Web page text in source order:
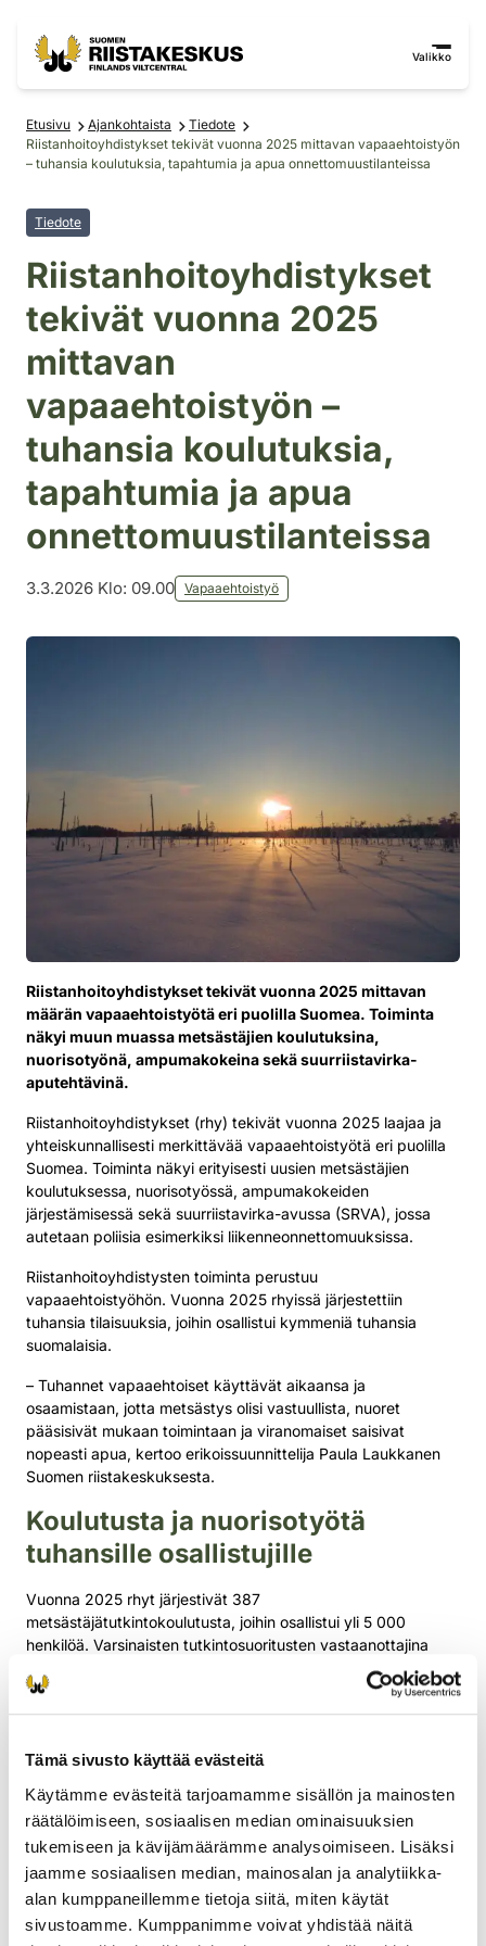
Tämä sivusto käyttää evästeitä
Käytämme evästeitä tarjoamamme sisällön ja mainosten
räätälöimiseen, sosiaalisen median ominaisuuksien
tukemiseen ja kävijämäärämme analysoimiseen. Lisäksi
jaamme sosiaalisen median, mainosalan ja analytiikka-
alan kumppaneillemme tietoja siitä, miten käytät
sivustoamme. Kumppanimme voivat yhdistää näitä
Valikko
Etusivu Ajankohtaista
Tiedote
Riistanhoitoyhdistykset tekivät vuonna 2025 mittavan vapaaehtoistyön
– tuhansia koulutuksia, tapahtumia ja apua onnettomuustilanteissa
Tiedote
Riistanhoitoyhdistykset
tekivät vuonna 2025
mittavan
vapaaehtoistyön –
tuhansia koulutuksia,
tapahtumia ja apua
onnettomuustilanteissa
3.3.2026 Klo: 09.00 Vapaaehtoistyö
Riistanhoitoyhdistykset tekivät vuonna 2025 mittavan
määrän vapaaehtoistyötä eri puolilla Suomea. Toiminta
näkyi muun muassa metsästäjien koulutuksina,
nuorisotyönä, ampumakokeina sekä suurriistavirka-
aputehtävinä.
Riistanhoitoyhdistykset (rhy) tekivät vuonna 2025 laajaa ja
yhteiskunnallisesti merkittävää vapaaehtoistyötä eri puolilla
Suomea. Toiminta näkyi erityisesti uusien metsästäjien
koulutuksessa, nuorisotyössä, ampumakokeiden
järjestämisessä sekä suurriistavirka-avussa (SRVA), jossa
autetaan poliisia esimerkiksi liikenneonnettomuuksissa.
Riistanhoitoyhdistysten toiminta perustuu
vapaaehtoistyöhön. Vuonna 2025 rhyissä järjestettiin
tuhansia tilaisuuksia, joihin osallistui kymmeniä tuhansia
suomalaisia.
– Tuhannet vapaaehtoiset käyttävät aikaansa ja
osaamistaan, jotta metsästys olisi vastuullista, nuoret
pääsisivät mukaan toimintaan ja viranomaiset saisivat
nopeasti apua, kertoo erikoissuunnittelija Paula Laukkanen
Suomen riistakeskuksesta.
Koulutusta ja nuorisotyötä
tuhansille osallistujille
Vuonna 2025 rhyt järjestivät 387
metsästäjätutkintokoulutusta, joihin osallistui yli 5 000
henkilöä. Varsinaisten tutkintosuoritusten vastaanottajina
toimi yli 1 600 vapaaehtoista ja yli tuhannessa eri
tilaisuudessa tutkinnon suoritti hyväksytysti 6 894 henkilöä.
joihin osallistui yli 45 000 nuorta. Nuorisotoiminta tarjoaa
liikkumista, riistanhoitoa ja vastuullista metsästyskulttuuria
turvallisesti ohjattuna.
– Nuorten mukaan saaminen tukee paitsi
metsästysharrastuksen jatkuvuutta myös laajemmin
luontosuhdetta ja luonnon tuntemusta, Laukkanen sanoo.